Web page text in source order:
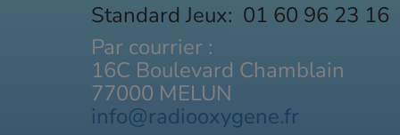
Standard Jeux: 01 60 96 23 16
Par courrier :
16C Boulevard Chamblain
77000 MELUN
info@radiooxygene.fr